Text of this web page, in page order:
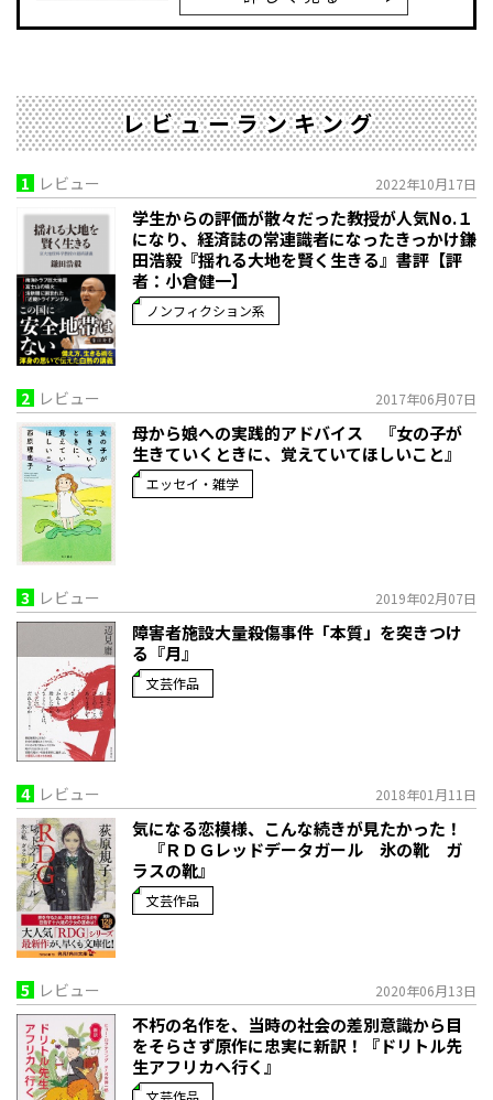
レビューランキング
1 レビュー 2022年10月17日
学生からの評価が散々だった教授が人気No.１
になり、経済誌の常連識者になったきっかけ――鎌
田浩毅『揺れる大地を賢く生きる』書評【評
者：小倉健一】
ノンフィクション系
2 レビュー 2017年06月07日
母から娘への実践的アドバイス 『女の子が
生きていくときに、覚えていてほしいこと』
エッセイ・雑学
3 レビュー 2019年02月07日
障害者施設大量殺傷事件「本質」を突きつけ
る『月』
文芸作品
4 レビュー 2018年01月11日
気になる恋模様、こんな続きが見たかった！
『ＲＤＧレッドデータガール 氷の靴 ガ
ラスの靴』
文芸作品
5 レビュー 2020年06月13日
不朽の名作を、当時の社会の差別意識から目
をそらさず原作に忠実に新訳！『ドリトル先
生アフリカへ行く』